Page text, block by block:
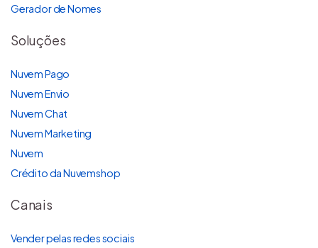
Gerador de Nomes
Soluções
Nuvem Pago
Nuvem Envio
Nuvem Chat
Nuvem Marketing
Nuvem
Crédito da Nuvemshop
Canais
Vender pelas redes sociais